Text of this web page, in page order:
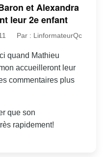
et Alexandra
leur 2e enfant
Par : LinformateurQc
quand Mathieu
accueilleront leur
commentaires plus
que son
rapidement!